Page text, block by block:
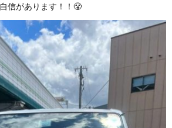
自信があります！！😤